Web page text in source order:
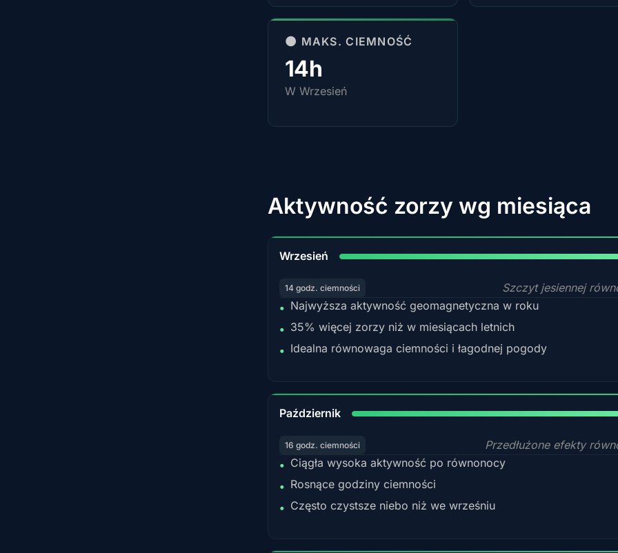
🌑 MAKS. CIEMNOŚĆ
14h
W Wrzesień
Aktywność zorzy wg miesiąca
Wrzesień
14 godz. ciemności
Szczyt jesiennej
• Najwyższa aktywność geomagnetyczna w roku
• 35% więcej zorzy niż w miesiącach letnich
• Idealna równowaga ciemności i łagodnej pogody
Październik
16 godz. ciemności
Przedłużone efekty
• Ciągła wysoka aktywność po równonocy
• Rosnące godziny ciemności
• Często czystsze niebo niż we wrześniu